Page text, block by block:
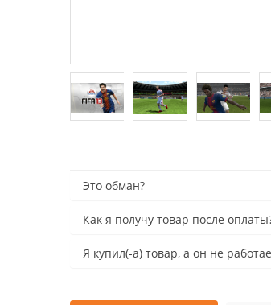
Это обман?
Как я получу товар после
Я купил(-а) товар, а он не